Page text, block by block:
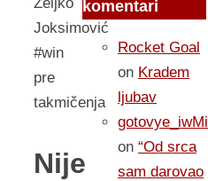
Joksimović
#win
pre
takmičenja
Nije
komentari
Rocket Goal
on Kradem
ljubav
gotovye_iwMi
on “Od srca
sam darovao